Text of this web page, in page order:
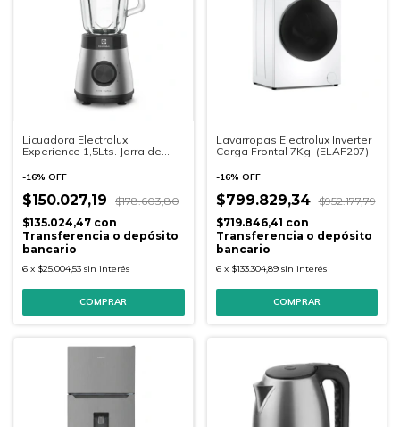
Licuadora Electrolux
Experience 1,5Lts. Jarra de
-16% OFF
$150.027,19
$178.603,80
$135.024,47 con
Transferencia o depósito
bancario
6 x $25.004,53 sin interés
Lavarropas Electrolux Inverter
Carga Frontal 7Kg. (ELAF207)
-16% OFF
$799.829,34 $952.177,79
$719.846,41 con
Transferencia o depósito
bancario
6 x $133.304,89 sin interés